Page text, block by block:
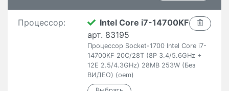
Процессор:
Intel Core i7-14700KF
арт. 83195
Процессор Socket-1700 Intel Core i7-
14700KF 20C/28T (8P 3.4/5.6GHz +
12E 2.5/4.3GHz) 28MB 253W (Без
ВИДЕО) (oem)